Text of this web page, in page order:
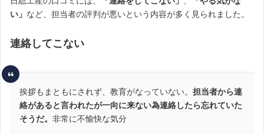
い」 など、担当者の評判が悪いという内容が多く見られました。
連絡してこない
挨拶もまともにされず、教育がなっていない。 担当者から連
絡があると言われたが一向に来ない為連絡したら忘れていた
そうだ。 非常に不愉快な気分